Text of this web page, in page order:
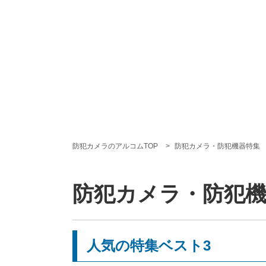
防犯カメラのアルコムTOP 防犯カメラ・防犯機器特集
防犯カメラ・防犯
人気の特集ベスト3